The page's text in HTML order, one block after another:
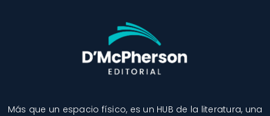
Más que un espacio físico, es un HUB de la literatura, una